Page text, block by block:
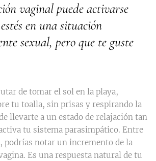
vaginal puede activarse
en una situación
sexual, pero que te guste
de tomar el sol en la playa,
tu toalla, sin prisas y respirando la
llevarte a un estado de relajación tan
tu sistema parasimpático. Entre
podrías notar un incremento de la
Es una respuesta natural de tu